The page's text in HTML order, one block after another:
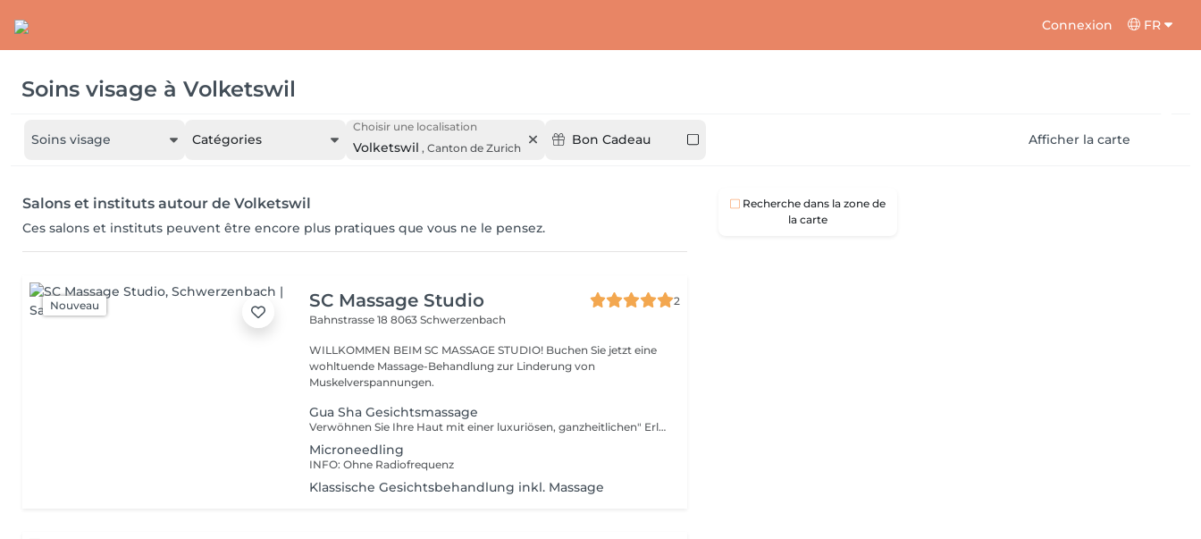
Connexion FR
Soins visage à Volketswil
Soins visage Catégories
Choisir une localisation
Volketswil , Canton de Zurich
Bon Cadeau Afficher la carte
Salons et instituts autour de Volketswil
Ces salons et instituts peuvent être encore plus pratiques que vous ne le pensez.
Nouveau SC Massage Studio
2
Bahnstrasse 188063 Schwerzenbach
WILLKOMMEN BEIM SC MASSAGE STUDIO! Buchen Sie jetzt eine
wohltuende Massage-Behandlung zur Linderung von
Muskelverspannungen.
Gua Sha Gesichtsmassage
Verwöhnen Sie Ihre Haut mit einer luxuriösen, ganzheitlichen" Erleben Sie eine exklusive Gua-Sha-Lifting-Gesichtsbehandlung, die traditionelle fernöstliche Massagetechniken mit moderner Hautpflegekunst verbindet. Durch präzise, fließende Bewegungen fördert diese Behandlung die Durchblutung, löst Spannungen im Gesicht und unterstützt die natürliche Konturierung Ihrer Gesichtszüge. Ihre Haut erhält einen strahlenden Glow, wirkt sichtbar glatter, praller und revitalisiert. Ideal für alle, die sich eine tiefenentspannende Pflege mit spürbarem Soforteffekt wünschen. Gönnen Sie sich einen Moment purer Eleganz für ein Hautgefühl, das ebenso luxuriös ist wie Ihr Lifestyle.
Microneedling
INFO: Ohne Radiofrequenz
Klassische Gesichtsbehandlung inkl. Massage
Recherche dans la zone de
la carte